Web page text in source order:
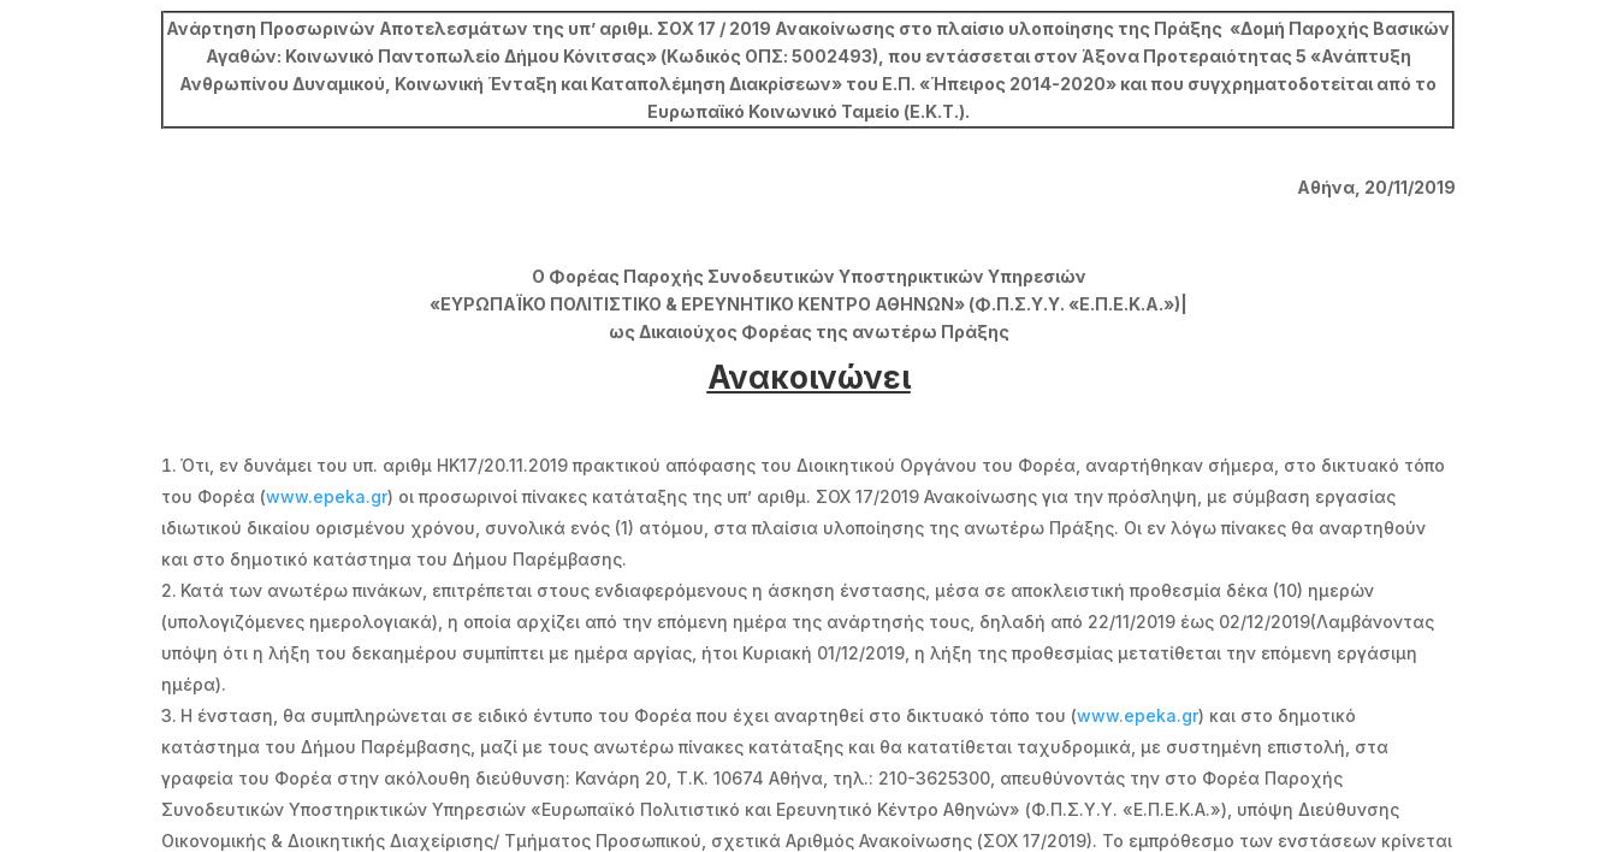
Ανάρτηση Προσωρινών Αποτελεσμάτων της υπ’ αριθμ. ΣΟΧ 17 / 2019 Ανακοίνωσης στο πλαίσιο υλοποίησης της Πράξης «Δομή Παροχής Βασικών
Αγαθών: Κοινωνικό Παντοπωλείο Δήμου Κόνιτσας» (Κωδικός ΟΠΣ: 5002493), που εντάσσεται στον Άξονα Προτεραιότητας 5 «Ανάπτυξη
Ανθρωπίνου Δυναμικού, Κοινωνική Ένταξη και Καταπολέμηση Διακρίσεων» του Ε.Π. «Ήπειρος 2014-2020» και που συγχρηματοδοτείται από το
Ευρωπαϊκό Κοινωνικό Ταμείο (Ε.Κ.Τ.).
Αθήνα, 20/11/2019
Ο Φορέας Παροχής Συνοδευτικών Υποστηρικτικών Υπηρεσιών
«ΕΥΡΩΠΑΪΚΟ ΠΟΛΙΤΙΣΤΙΚΟ & ΕΡΕΥΝΗΤΙΚΟ ΚΕΝΤΡΟ ΑΘΗΝΩΝ» (Φ.Π.Σ.Υ.Υ. «Ε.Π.Ε.Κ.Α.»)|
ως Δικαιούχος Φορέας της ανωτέρω Πράξης
Ανακοινώνει
Ότι, εν δυνάμει του υπ. αριθμ ΗΚ17/20.11.2019 πρακτικού απόφασης του Διοικητικού Οργάνου του Φορέα, αναρτήθηκαν σήμερα, στο δικτυακό τόπο
του Φορέα (www.epeka.gr) οι προσωρινοί πίνακες κατάταξης της υπ’ αριθμ. ΣΟΧ 17/2019 Ανακοίνωσης για την πρόσληψη, με σύμβαση εργασίας
ιδιωτικού δικαίου ορισμένου χρόνου, συνολικά ενός (1) ατόμου, στα πλαίσια υλοποίησης της ανωτέρω Πράξης. Οι εν λόγω πίνακες θα αναρτηθούν
και στο δημοτικό κατάστημα του Δήμου Παρέμβασης.
Κατά των ανωτέρω πινάκων, επιτρέπεται στους ενδιαφερόμενους η άσκηση ένστασης, μέσα σε αποκλειστική προθεσμία δέκα (10) ημερών
(υπολογιζόμενες ημερολογιακά), η οποία αρχίζει από την επόμενη ημέρα της ανάρτησής τους, δηλαδή από 22/11/2019 έως 02/12/2019(Λαμβάνοντας
υπόψη ότι η λήξη του δεκαημέρου συμπίπτει με ημέρα αργίας, ήτοι Κυριακή 01/12/2019, η λήξη της προθεσμίας μετατίθεται την επόμενη εργάσιμη
ημέρα).
Η ένσταση, θα συμπληρώνεται σε ειδικό έντυπο του Φορέα που έχει αναρτηθεί στο δικτυακό τόπο του (www.epeka.gr) και στο δημοτικό
κατάστημα του Δήμου Παρέμβασης, μαζί με τους ανωτέρω πίνακες κατάταξης και θα κατατίθεται ταχυδρομικά, με συστημένη επιστολή, στα
γραφεία του Φορέα στην ακόλουθη διεύθυνση: Κανάρη 20, Τ.Κ. 10674 Αθήνα, τηλ.: 210-3625300, απευθύνοντάς την στο Φορέα Παροχής
Συνοδευτικών Υποστηρικτικών Υπηρεσιών «Ευρωπαϊκό Πολιτιστικό και Ερευνητικό Κέντρο Αθηνών» (Φ.Π.Σ.Υ.Υ. «Ε.Π.Ε.Κ.Α.»), υπόψη Διεύθυνσης
Οικονομικής & Διοικητικής Διαχείρισης/ Τμήματος Προσωπικού, σχετικά Αριθμός Ανακοίνωσης (ΣΟΧ 17/2019). Το εμπρόθεσμο των ενστάσεων κρίνεται